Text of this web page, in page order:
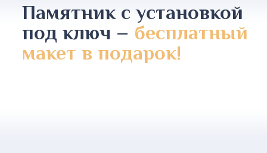
Памятник с установкой
под ключ – бесплатный
макет в подарок!